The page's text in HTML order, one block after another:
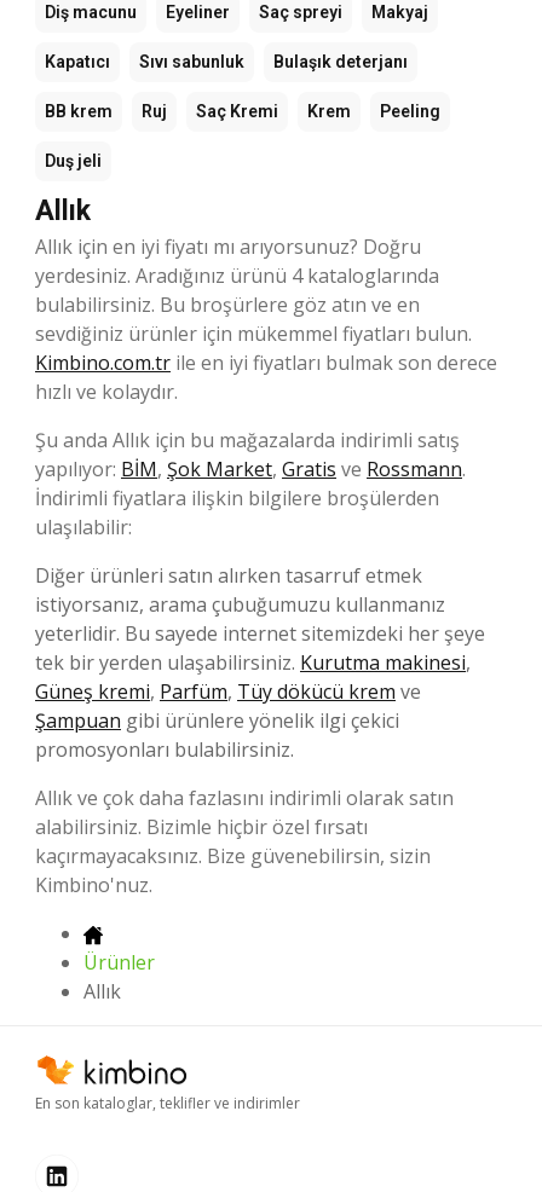
Diş macunu Eyeliner Saç spreyi Makyaj
Kapatıcı Sıvı sabunluk Bulaşık deterjanı
BB krem Ruj Saç Kremi Krem Peeling
Duş jeli
Allık
Allık için en iyi fiyatı mı arıyorsunuz? Doğru
yerdesiniz. Aradığınız ürünü 4 kataloglarında
bulabilirsiniz. Bu broşürlere göz atın ve en
sevdiğiniz ürünler için mükemmel fiyatları bulun.
Kimbino.com.tr ile en iyi fiyatları bulmak son derece
hızlı ve kolaydır.
Şu anda Allık için bu mağazalarda indirimli satış
yapılıyor: BİM, Şok Market, Gratis ve Rossmann.
İndirimli fiyatlara ilişkin bilgilere broşülerden
ulaşılabilir:
Diğer ürünleri satın alırken tasarruf etmek
istiyorsanız, arama çubuğumuzu kullanmanız
yeterlidir. Bu sayede internet sitemizdeki her şeye
tek bir yerden ulaşabilirsiniz. Kurutma makinesi,
Güneş kremi, Parfüm, Tüy dökücü krem ve
Şampuan gibi ürünlere yönelik ilgi çekici
promosyonları bulabilirsiniz.
Allık ve çok daha fazlasını indirimli olarak satın
alabilirsiniz. Bizimle hiçbir özel fırsatı
kaçırmayacaksınız. Bize güvenebilirsin, sizin
Kimbino'nuz.
Ürünler
Allık
En son kataloglar, teklifler ve indirimler